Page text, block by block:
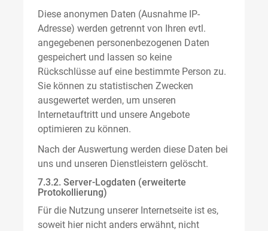
Diese anonymen Daten (Ausnahme IP-
Adresse) werden getrennt von Ihren evtl.
angegebenen personenbezogenen Daten
gespeichert und lassen so keine
Rückschlüsse auf eine bestimmte Person zu.
Sie können zu statistischen Zwecken
ausgewertet werden, um unseren
Internetauftritt und unsere Angebote
optimieren zu können.
Nach der Auswertung werden diese Daten bei
uns und unseren Dienstleistern gelöscht.
7.3.2. Server-Logdaten (erweiterte
Protokollierung)
Für die Nutzung unserer Internetseite ist es,
soweit hier nicht anders erwähnt, nicht